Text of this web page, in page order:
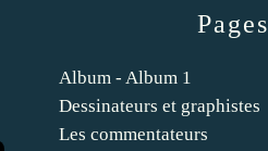
Pages
Album - Album 1
Dessinateurs et graphistes
Les commentateurs